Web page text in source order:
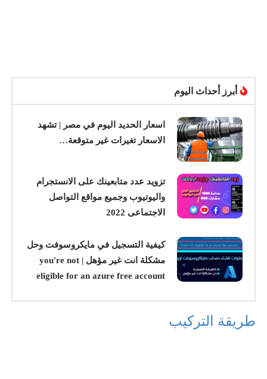
أبرز أحداث اليوم
اسعار الحديد اليوم في مصر | تشهد
الاسعار تغيرات غير متوقعة…
تزويد عدد متابعينك على الانستجرام
واليوتيوب وجميع مواقع التواصل
الاجتماعى 2022
كيفية التسجيل في مايكروسوفت وحل
مشكلة انت غير مؤهل | you're not
eligible for an azure free account
طريقة التركيب